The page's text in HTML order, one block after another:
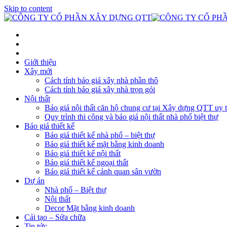
Skip to content
Giới thiệu
Xây mới
Cách tính báo giá xây nhà phần thô
Cách tính báo giá xây nhà trọn gói
Nội thất
Báo giá nội thất căn hộ chung cư tại Xây dựng QTT uy
Quy trình thi công và báo giá nội thất nhà phố biệt thự
Báo giá thiết kế
Báo giá thiết kế nhà phố – biệt thự
Báo giá thiết kế mặt bằng kinh doanh
Báo giá thiết kế nội thất
Báo giá thiết kế ngoại thất
Báo giá thiết kế cảnh quan sân vườn
Dự án
Nhà phố – Biệt thự
Nội thất
Decor Mặt bằng kinh doanh
Cải tạo – Sửa chữa